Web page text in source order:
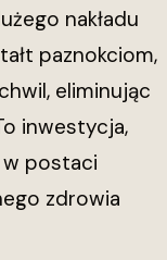
nakładu
paznokciom,
eliminując
inwestycja,
w postaci
zdrowia